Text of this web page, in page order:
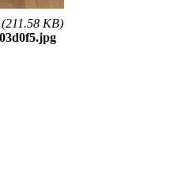
(211.58 KB)